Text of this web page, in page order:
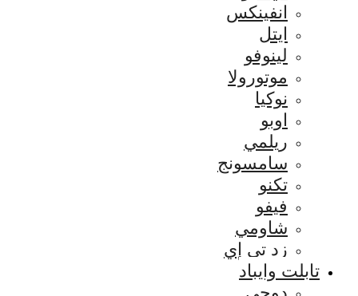
انفينكس
ايتل
لينوفو
موتورولا
نوكيا
اوبو
ريلمي
سامسونج
تكنو
فيفو
شاومي
زد تي إي
تابلت وايباد